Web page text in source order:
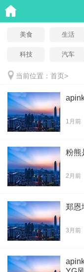
美食 生活
科技 汽车
当前位置： 首页>
1月前
粉熊
2月前
郑恩
3月前